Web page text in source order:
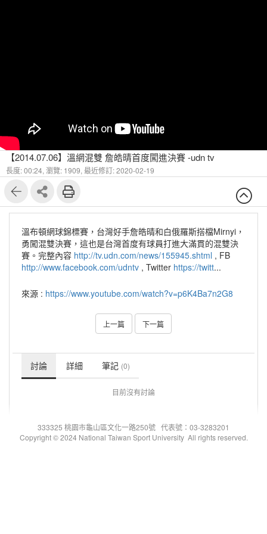
【2014.07.06】溫網混雙 詹皓晴首度闖進決賽 -udn tv
長度: 00:24, 瀏覽: 1909, 最近修訂: 2020-02-19
溫布頓網球錦標賽，台灣好手詹皓晴和白俄羅斯搭檔Mirnyi，
勇闖混雙決賽，這也是台灣首度有球員打進大滿貫的混雙決
賽。完整內容 http://tv.udn.com/news/155945.shtml , FB
http://www.facebook.com/udntv , Twitter https://twitt...
來源 : https://www.youtube.com/watch?v=p6K4Ba7n2G8
上一篇 下一篇
討論 詳細 筆記 (0)
目前沒有討論
333325 桃園市龜山區文化一路250號 代表號：03-3283201
Copyright © 2024 National Taiwan Sport University All rights reserved.